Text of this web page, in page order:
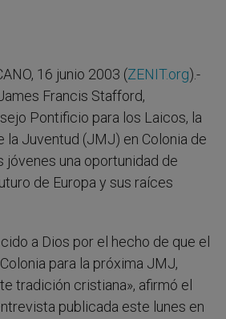
16 junio 2003 (ZENIT.org).-
Francis Stafford,
Pontificio para los Laicos, la
la Juventud (JMJ) en Colonia de
jóvenes una oportunidad de
de Europa y sus raíces
a Dios por el hecho de que el
para la próxima JMJ,
tradición cristiana», afirmó el
publicada este lunes en